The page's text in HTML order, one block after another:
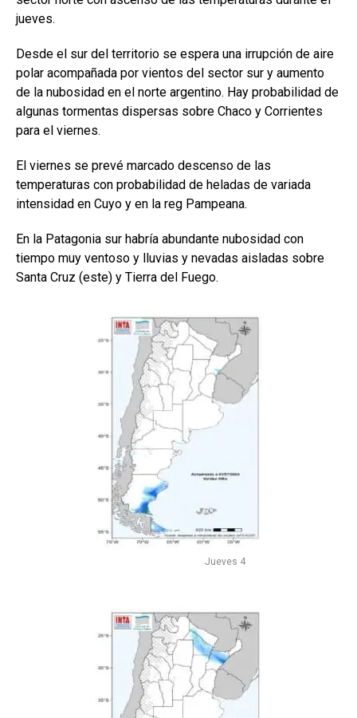
k
jueves.
Desde el sur del territorio se espera una irrupción de aire
polar acompañada por vientos del sector sur y aumento
de la nubosidad en el norte argentino. Hay probabilidad de
algunas tormentas dispersas sobre Chaco y Corrientes
para el viernes.
El viernes se prevé marcado descenso de las
temperaturas con probabilidad de heladas de variada
intensidad en Cuyo y en la reg Pampeana.
En la Patagonia sur habría abundante nubosidad con
tiempo muy ventoso y lluvias y nevadas aisladas sobre
Santa Cruz (este) y Tierra del Fuego.
Jueves 4